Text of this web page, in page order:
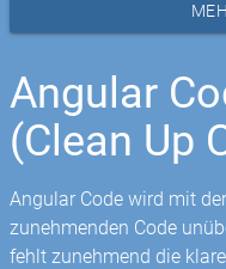
Angular
(Clean Up
Angular Code wird mit
zunehmenden Code
fehlt zunehmend die